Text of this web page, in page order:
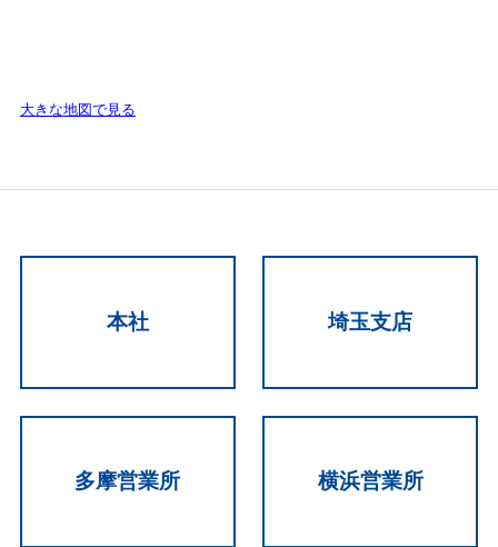
大きな地図で見る
本社 埼玉支店
多摩営業所 横浜営業所